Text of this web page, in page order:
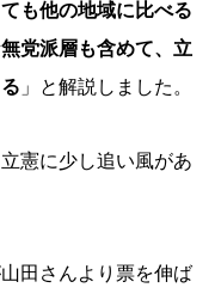
も他の地域に比べる
党派層も含めて、立
」と解説しました。
憲に少し追い風があ
田さんより票を伸ば